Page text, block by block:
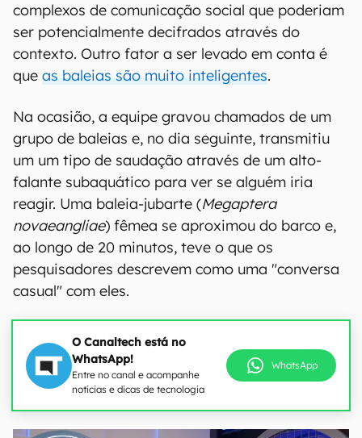
complexos de comunicação social que poderiam
ser potencialmente decifrados através do
contexto. Outro fator a ser levado em conta é
que as baleias são muito inteligentes.
Na ocasião, a equipe gravou chamados de um
grupo de baleias e, no dia seguinte, transmitiu
um um tipo de saudação através de um alto-
falante subaquático para ver se alguém iria
reagir. Uma baleia-jubarte (Megaptera
novaeangliae) fêmea se aproximou do barco e,
ao longo de 20 minutos, teve o que os
pesquisadores descrevem como uma "conversa
casual" com eles.
O Canaltech está no
WhatsApp!
Entre no canal e acompanhe
notícias e dicas de tecnologia
WhatsApp